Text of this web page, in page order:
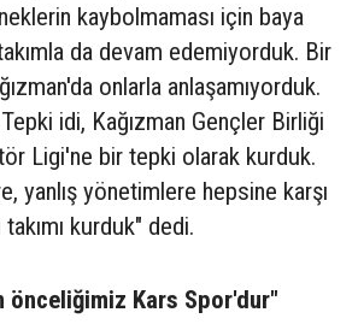
kaybolmaması için baya
da devam edemiyorduk. Bir
onlarla anlaşamıyorduk.
idi, Kağızman Gençler Birliği
Ligi'ne bir tepki olarak kurduk.
yanlış yönetimlere hepsine karşı
kurduk" dedi.
önceliğimiz Kars Spor'dur"